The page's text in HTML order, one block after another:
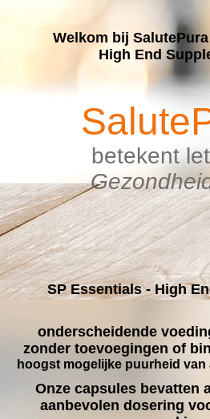
Welkom bij
High End
betekent
SP Essentials - High
onderscheidende
zonder toevoegingen of
hoogst mogelijke puurheid
Onze capsules bevatten
aanbevolen dosering